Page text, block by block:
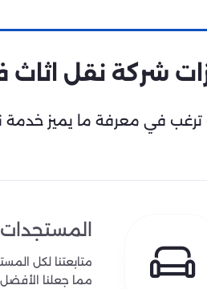
شركة نقل اثاث
ترغب في معرفة ما يميز خدمة
متابعتنا لكل
مما جعلنا